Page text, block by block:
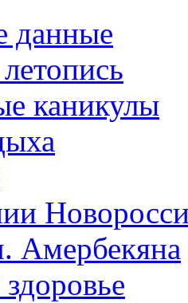
данные
каникулы